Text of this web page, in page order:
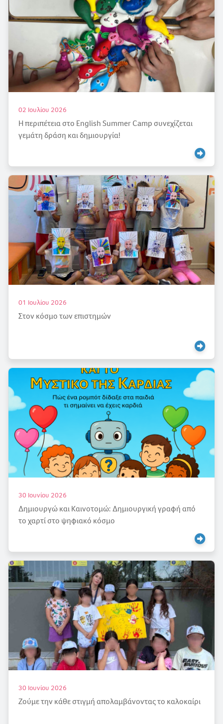
02 Ιουλίου 2026
Η περιπέτεια στο English Summer Camp συνεχίζεται
γεμάτη δράση και δημιουργία!
01 Ιουλίου 2026
Στον κόσμο των επιστημών
30 Ιουνίου 2026
Δημιουργώ και Καινοτομώ: Δημιουργική γραφή από
το χαρτί στο ψηφιακό κόσμο
30 Ιουνίου 2026
Ζούμε την κάθε στιγμή απολαμβάνοντας το καλοκαίρι